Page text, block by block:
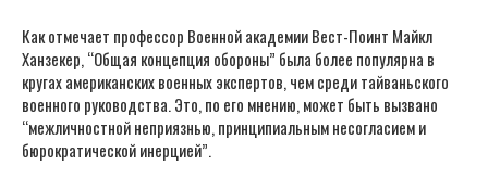
Как отмечает профессор Военной академии Вест-Поинт Майкл
Ханзекер, “Общая концепция обороны” была более популярна в
кругах американских военных экспертов, чем среди тайваньского
военного руководства. Это, по его мнению, может быть вызвано
“межличностной неприязнью, принципиальным несогласием и
бюрократической инерцией”.